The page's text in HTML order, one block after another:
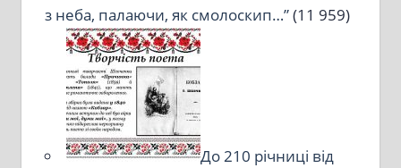
з неба, палаючи, як смолоскип…”(11 959)
До 210 річниці від